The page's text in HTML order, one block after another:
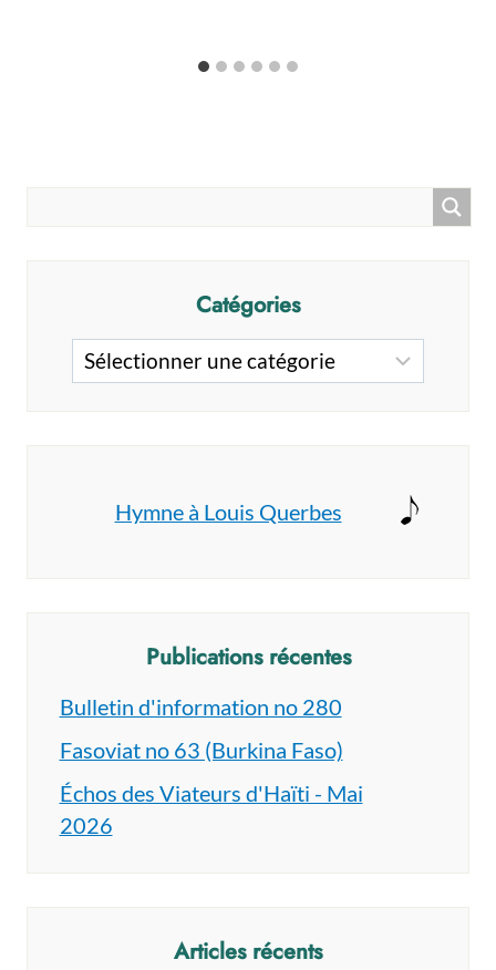
Catégories
Catégories
Hymne à Louis Querbes
Publications récentes
Bulletin d'information no 280
Fasoviat no 63 (Burkina Faso)
Échos des Viateurs d'Haïti - Mai
2026
Articles récents